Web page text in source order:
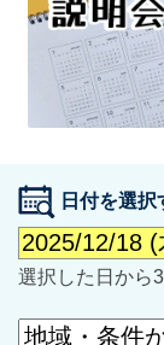
日付を選択
選択した日から